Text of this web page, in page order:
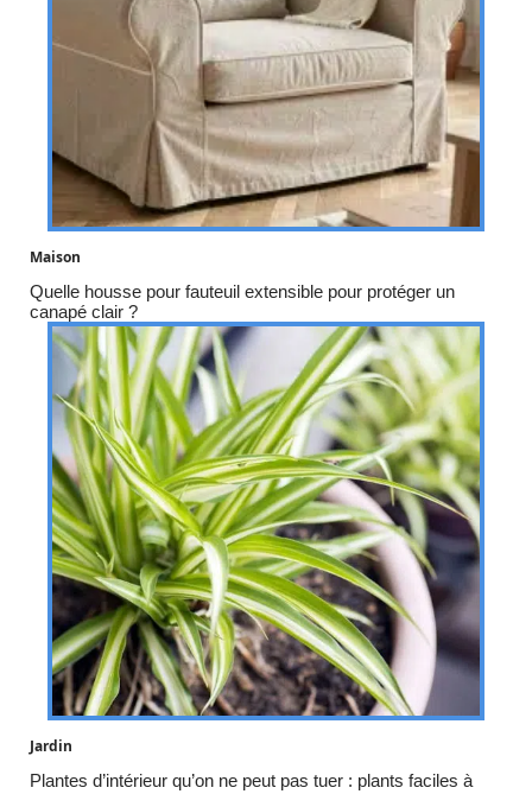
Maison
Quelle housse pour fauteuil extensible pour protéger un
canapé clair ?
Jardin
Plantes d’intérieur qu’on ne peut pas tuer : plants faciles à